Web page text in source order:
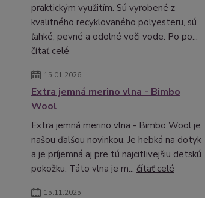
praktickým využitím. Sú vyrobené z
kvalitného recyklovaného polyesteru, sú
ľahké, pevné a odolné voči vode. Po po...
čítať celé
15.01.2026
Extra jemná merino vlna - Bimbo
Wool
Extra jemná merino vlna - Bimbo Wool je
našou ďalšou novinkou. Je hebká na dotyk
a je príjemná aj pre tú najcitlivejšiu detskú
pokožku. Táto vlna je m... čítať celé
15.11.2025